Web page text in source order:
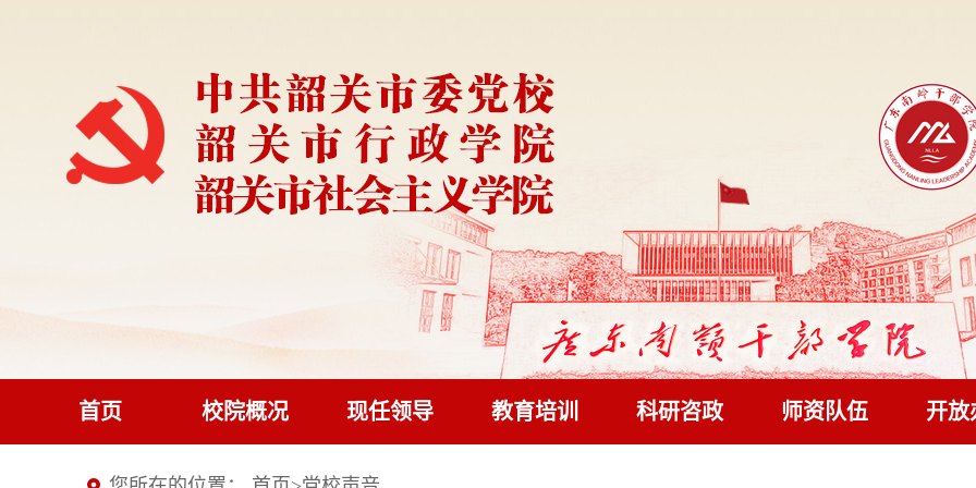
首页 校院概况 现任领导 教育培训 科研咨政 师资队伍 开放